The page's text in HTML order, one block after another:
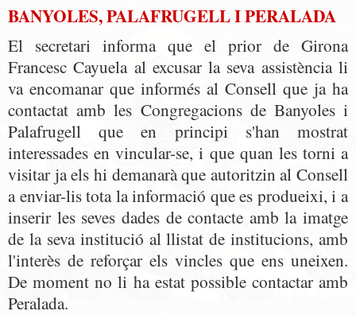
BANYOLES, PALAFRUGELL I PERALADA
El secretari informa que el prior de Girona
Francesc Cayuela al excusar la seva assistència li
va encomanar que informés al Consell que ja ha
contactat amb les Congregacions de Banyoles i
Palafrugell que en principi s'han mostrat
interessades en vincular-se, i que quan les torni a
visitar ja els hi demanarà que autoritzin al Consell
a enviar-lis tota la informació que es produeixi, i a
inserir les seves dades de contacte amb la imatge
de la seva institució al llistat de institucions, amb
l'interès de reforçar els vincles que ens uneixen.
De moment no li ha estat possible contactar amb
Peralada.